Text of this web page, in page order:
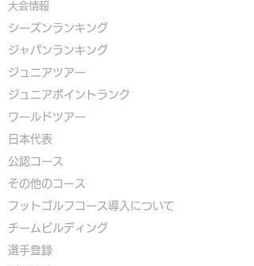
大会情報
シーズンランキング
ジャパンランキング
ジュニアツアー
ジュニアポイントランク
​ワールドツアー
​​日本代表
公認コース
​その他のコース
​ フットゴルフコース導入について
​チームビルディング
選手登録​